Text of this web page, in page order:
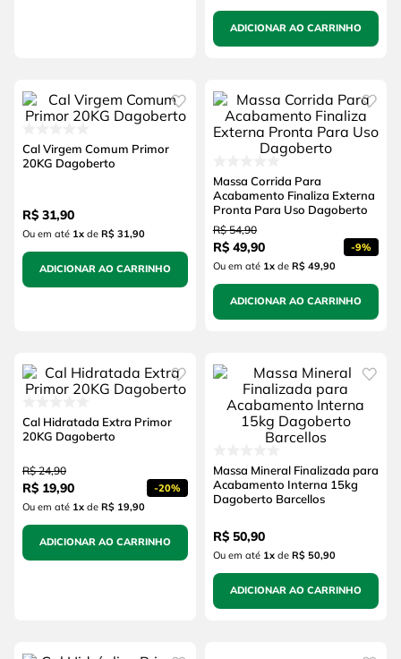
ADICIONAR AO CARRINHO
Cal Virgem Comum Primor
20KG Dagoberto
R$ 31,90
Ou em até 1xde R$ 31,90
ADICIONAR AO CARRINHO
Massa Corrida Para
Acabamento Finaliza Externa
Pronta Para Uso Dagoberto
R$ 54,90
R$ 49,90 -9%
Ou em até 1xde R$ 49,90
ADICIONAR AO CARRINHO
Cal Hidratada Extra Primor
20KG Dagoberto
R$ 24,90
R$ 19,90 -20%
Ou em até 1xde R$ 19,90
ADICIONAR AO CARRINHO
Massa Mineral Finalizada para
Acabamento Interna 15kg
Dagoberto Barcellos
R$ 50,90
Ou em até 1xde R$ 50,90
ADICIONAR AO CARRINHO